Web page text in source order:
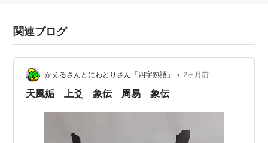
関連ブログ
かえるさんとにわとりさん「四字熟語」 • 2ヶ月前
天風姤 上爻 象伝 周易 象伝